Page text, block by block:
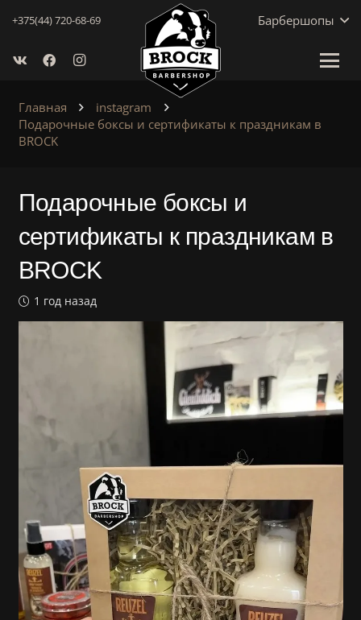
+375(44) 720-68-69 Барбершопы
Главная
instagram
Подарочные боксы и сертификаты к праздникам в
BROCK
Подарочные боксы и
сертификаты к праздникам в
BROCK
1 год назад